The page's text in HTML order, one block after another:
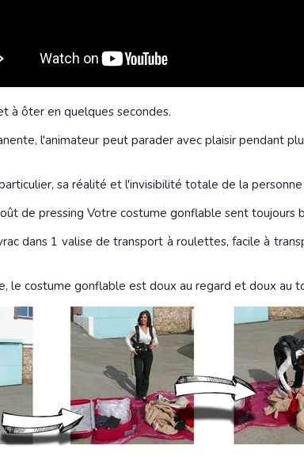
à ôter en quelques secondes.
l'animateur peut parader avec plaisir pendant
sa réalité et l'invisibilité totale de la
de pressing Votre costume gonflable sent toujours
dans 1 valise de transport à roulettes, facile à
le costume gonflable est doux au regard et doux au